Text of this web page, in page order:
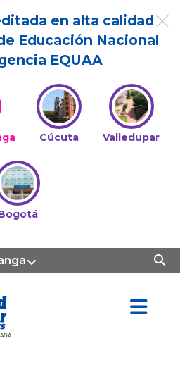
en alta calidad
Educación Nacional
EQUAA
Cúcuta Valledupar